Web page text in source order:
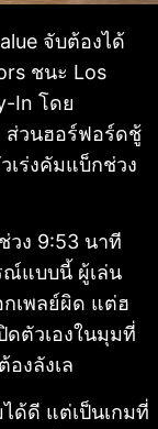
จับต้องได้
ชนะ Los
In โดย
ส่วนฮอร์ฟอร์ดชู้
เร่งคัมแบ็กช่วง
วง 9:53 นาที
ณ์แบบนี้ ผู้เล่น
เพลย์ผิด แต่ฮ
ดตัวเองในมุมที่
งลังเล
ด้ดี แต่เป็นเกมที่